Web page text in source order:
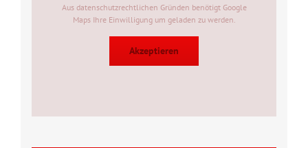
Aus datenschutzrechtlichen Gründen benötigt Google
Maps Ihre Einwilligung um geladen zu werden.
Akzeptieren